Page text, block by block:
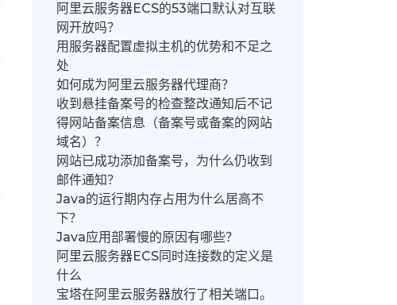
阿里云服务器ECS的53端口默认对互联
网开放吗？
用服务器配置虚拟主机的优势和不足之
处
如何成为阿里云服务器代理商？
收到悬挂备案号的检查整改通知后不记
得网站备案信息（备案号或备案的网站
域名）？
网站已成功添加备案号，为什么仍收到
邮件通知？
Java的运行期内存占用为什么居高不
下？
Java应用部署慢的原因有哪些？
阿里云服务器ECS同时连接数的定义是
什么
宝塔在阿里云服务器放行了相关端口。